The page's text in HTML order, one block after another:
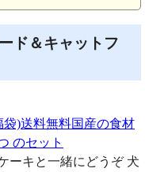
ド＆キャットフ
)送料無料国産の食材
のセット
ーキと一緒にどうぞ 犬